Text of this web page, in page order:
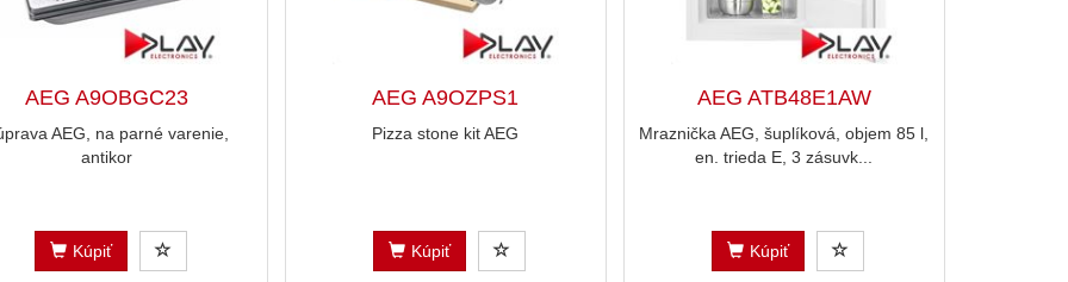
AEG A9OBGC23
AEG, na parné varenie,
antikor
Kúpiť
AEG A9OZPS1
Pizza stone kit AEG
Kúpiť
AEG ATB48E1AW
Mraznička AEG, šuplíková, objem 85 l,
en. trieda E, 3 zásuvk...
Kúpiť